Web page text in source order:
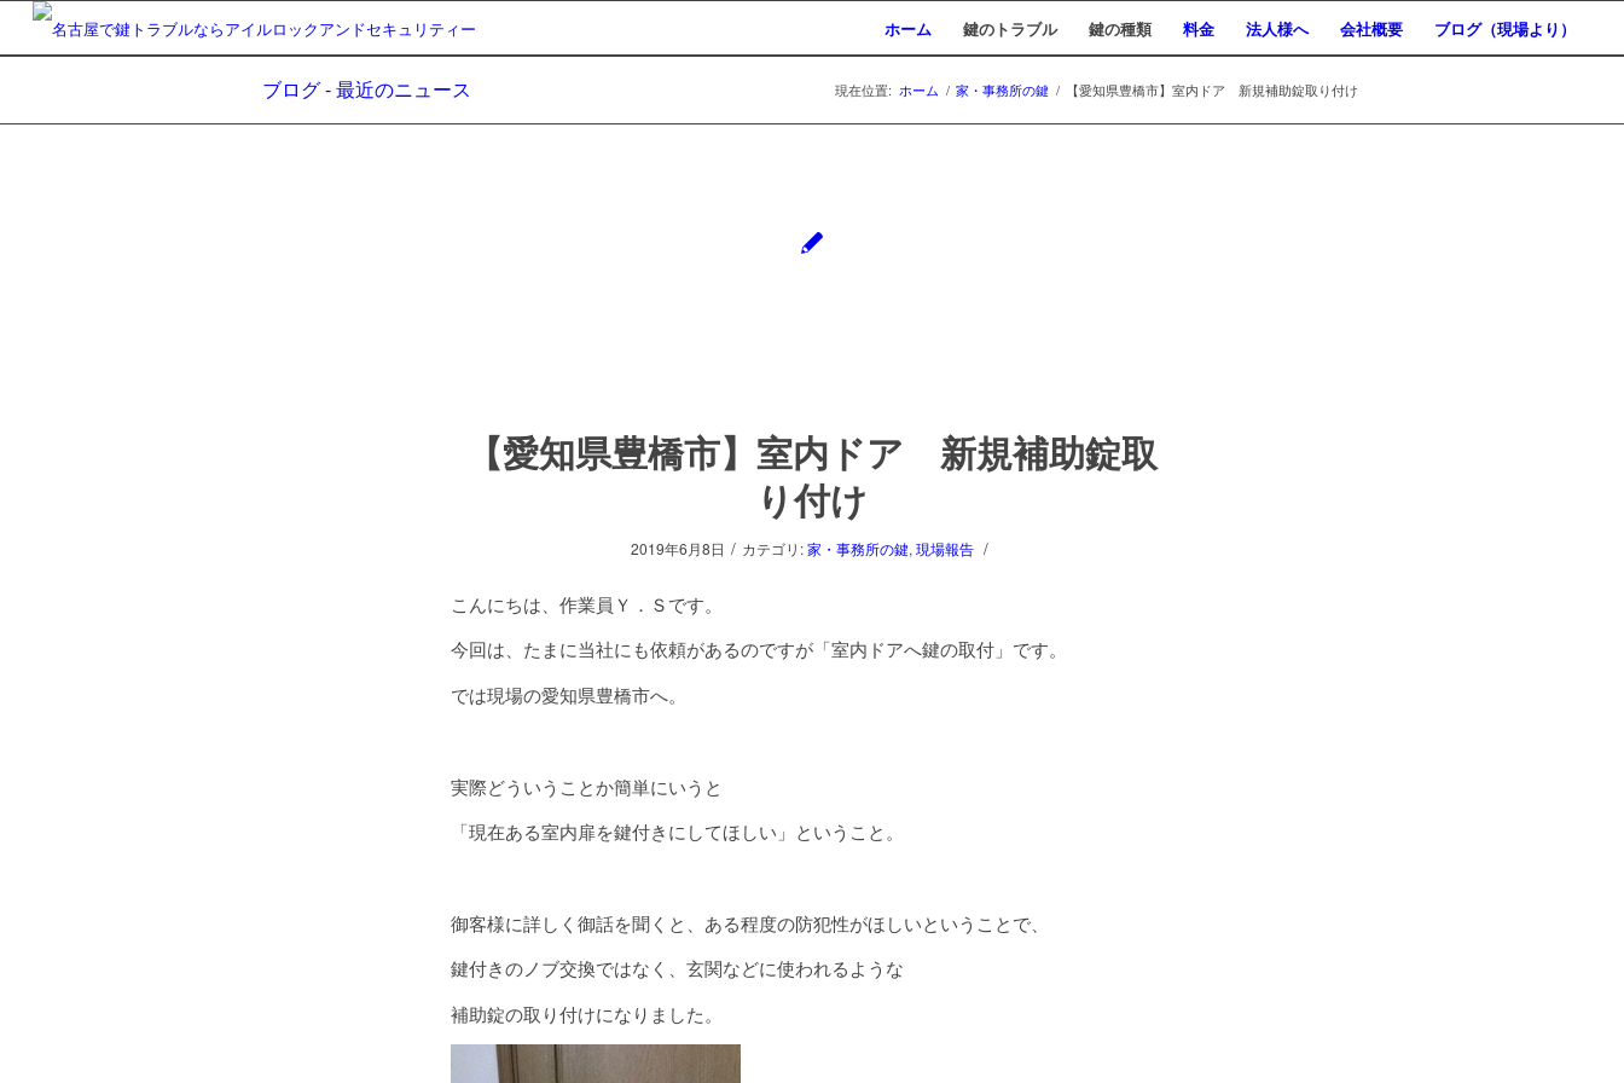
ホーム 鍵のトラブル 鍵の種類 料金 法人様へ 会社概要 ブログ（現場より）
ブログ - 最近のニュース 現在位置: ホーム / 家・事務所の鍵 / 【愛知県豊橋市】室内ドア 新規補助錠取り付け
【愛知県豊橋市】室内ドア 新規補助錠取
り付け
2019年6月8日 / カテゴリ:家・事務所の鍵, 現場報告 /
こんにちは、作業員Ｙ．Ｓです。
今回は、たまに当社にも依頼があるのですが「室内ドアへ鍵の取付」です。
では現場の愛知県豊橋市へ。
実際どういうことか簡単にいうと
「現在ある室内扉を鍵付きにしてほしい」ということ。
御客様に詳しく御話を聞くと、ある程度の防犯性がほしいということで、
鍵付きのノブ交換ではなく、玄関などに使われるような
補助錠の取り付けになりました。